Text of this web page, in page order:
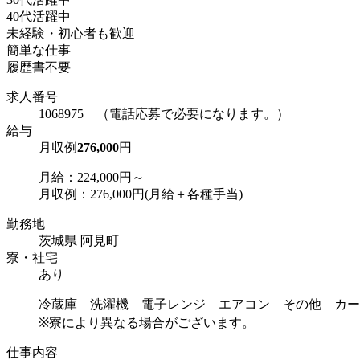
40代活躍中
未経験・初心者も歓迎
簡単な仕事
履歴書不要
求人番号
1068975 （電話応募で必要になります。）
給与
月収例276,000円
月給：224,000円～
月収例：276,000円(月給＋各種手当)
勤務地
茨城県 阿見町
寮・社宅
あり
冷蔵庫 洗濯機 電子レンジ エアコン その他 カー
※寮により異なる場合がございます。
仕事内容